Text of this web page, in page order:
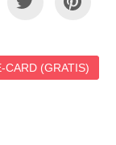
CARD (GRATIS)